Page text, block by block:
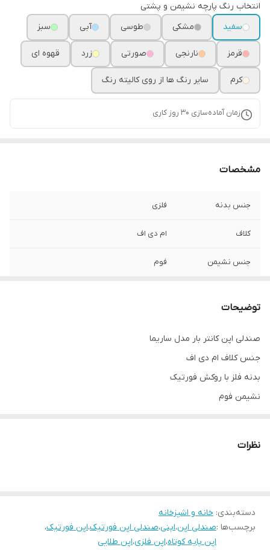
انتخاب رنگ پارچه نشیمن و پشتی
سفید
مشکی طوسی آبی سبز
قرمز نارنجی صورتی زرد قهوه ای
کرم سایر رنگ ها از روی کالیته رنگ
زمان آماده‌سازی 30 روز کاری
مشخصات
جنس بدنه فلزی
کلاف ام دی اف
جنس نشیمن فوم
حداقل ارتفاع
نشیمن
نشیمن
توضیحات
صندلی اپن کانتر بار مدل ساریما
جنس کلاف ام دی اف
بدنه فلز با روکش فورتیک
نشیمن فوم
خریدار(شامل کرایه شهری و کرایه برون شهری) بصورت پس کرایه
بعهده خریدار محترم است.(رایگان نیست)
نظرات
دسته‌بندی: خانه و اشپزخانه
برچسب‌ها :صندلی اپن،اپنی،صندلی اپن فورتیک،اپن فورتیک،
اپن پایه کوتاه،اپن فلزی،اپن طلایی